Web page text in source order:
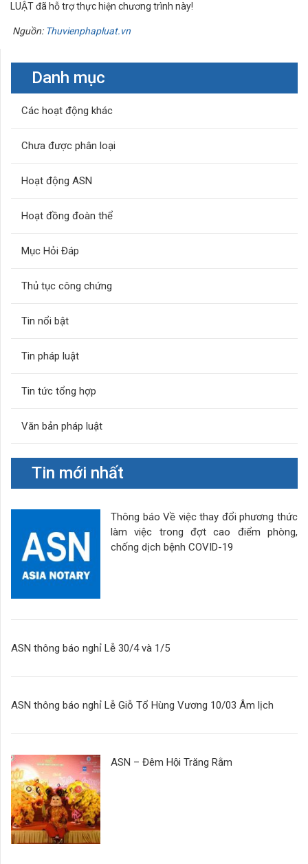
LUẬT đã hỗ trợ thực hiện chương trình này!
Nguồn: Thuvienphapluat.vn
Danh mục
Các hoạt động khác
Chưa được phân loại
Hoạt động ASN
Hoạt đồng đoàn thể
Mục Hỏi Đáp
Thủ tục công chứng
Tin nổi bật
Tin pháp luật
Tin tức tổng hợp
Văn bản pháp luật
Tin mới nhất
Thông báo Về việc thay đổi phương thức
làm việc trong đợt cao điểm phòng,
chống dịch bệnh COVID-19
ASN thông báo nghỉ Lễ 30/4 và 1/5
ASN thông báo nghỉ Lễ Giỗ Tổ Hùng Vương 10/03 Âm lịch
ASN – Đêm Hội Trăng Rằm